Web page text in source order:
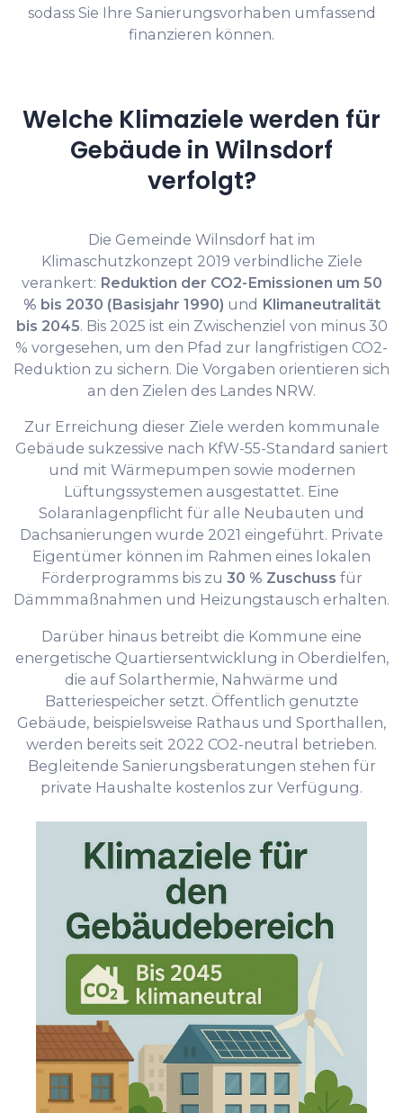
sodass Sie Ihre Sanierungsvorhaben umfassend
finanzieren können.
Welche Klimaziele werden für
Gebäude in Wilnsdorf
verfolgt?
Die Gemeinde Wilnsdorf hat im
Klimaschutzkonzept 2019 verbindliche Ziele
verankert: Reduktion der CO2-Emissionen um 50
% bis 2030 (Basisjahr 1990) und Klimaneutralität
bis 2045. Bis 2025 ist ein Zwischenziel von minus 30
% vorgesehen, um den Pfad zur langfristigen CO2-
Reduktion zu sichern. Die Vorgaben orientieren sich
an den Zielen des Landes NRW.
Zur Erreichung dieser Ziele werden kommunale
Gebäude sukzessive nach KfW-55-Standard saniert
und mit Wärmepumpen sowie modernen
Lüftungssystemen ausgestattet. Eine
Solaranlagenpflicht für alle Neubauten und
Dachsanierungen wurde 2021 eingeführt. Private
Eigentümer können im Rahmen eines lokalen
Förderprogramms bis zu 30 % Zuschuss für
Dämmmaßnahmen und Heizungstausch erhalten.
Darüber hinaus betreibt die Kommune eine
energetische Quartiersentwicklung in Oberdielfen,
die auf Solarthermie, Nahwärme und
Batteriespeicher setzt. Öffentlich genutzte
Gebäude, beispielsweise Rathaus und Sporthallen,
werden bereits seit 2022 CO2-neutral betrieben.
Begleitende Sanierungsberatungen stehen für
private Haushalte kostenlos zur Verfügung.